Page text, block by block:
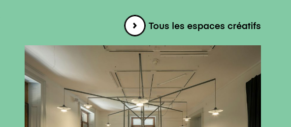
Tous les espaces créatifs